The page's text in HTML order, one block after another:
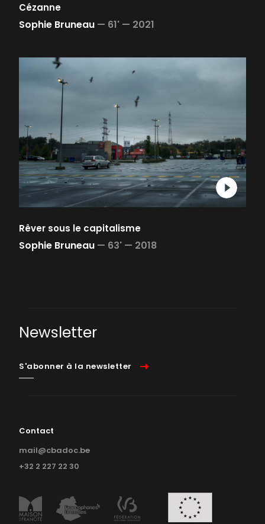
Cézanne
Sophie Bruneau — 61' — 2021
Rêver sous le capitalisme
Sophie Bruneau — 63' — 2018
Newsletter
S'abonner à la newsletter
Contact
mail@cbadoc.be
+32 2 227 22 30